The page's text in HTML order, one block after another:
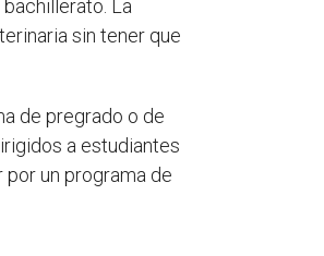
La
sin tener que
de pregrado o de
a estudiantes
un programa de